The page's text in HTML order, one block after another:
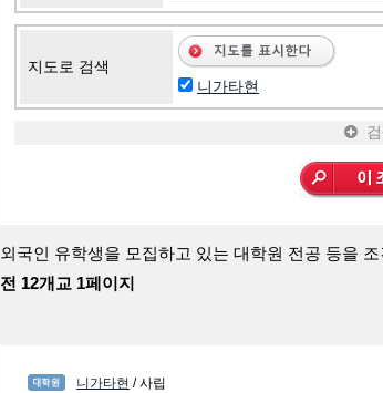
지도로 검색
니가타현
외국인 유학생을 모집하고 있는 대학원 전공 등을
전 12개교 1페이지
니가타현 / 사립